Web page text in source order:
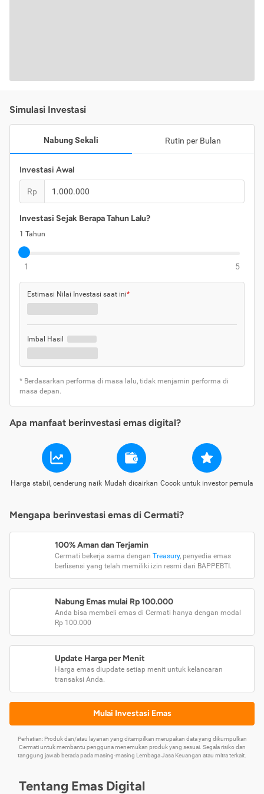
Simulasi Investasi
Nabung Sekali Rutin per Bulan
Investasi Awal
Rp
Investasi Sejak Berapa Tahun Lalu?
1 Tahun
1 5
Estimasi Nilai Investasi saat ini*
Imbal Hasil
* Berdasarkan performa di masa lalu, tidak menjamin performa di
masa depan.
Apa manfaat berinvestasi emas digital?
Harga stabil, cenderung naik Mudah dicairkan Cocok untuk investor pemula
Mengapa berinvestasi emas di Cermati?
100% Aman dan Terjamin
Cermati bekerja sama dengan Treasury, penyedia emas
berlisensi yang telah memiliki izin resmi dari BAPPEBTI.
Nabung Emas mulai Rp 100.000
Anda bisa membeli emas di Cermati hanya dengan modal
Rp 100.000
Update Harga per Menit
Harga emas diupdate setiap menit untuk kelancaran
transaksi Anda.
Mulai Investasi Emas
Perhatian: Produk dan/atau layanan yang ditampilkan merupakan data yang dikumpulkan
Cermati untuk membantu pengguna menemukan produk yang sesuai. Segala risiko dan
tanggung jawab berada pada masing-masing Lembaga Jasa Keuangan atau mitra terkait.
Tentang Emas Digital